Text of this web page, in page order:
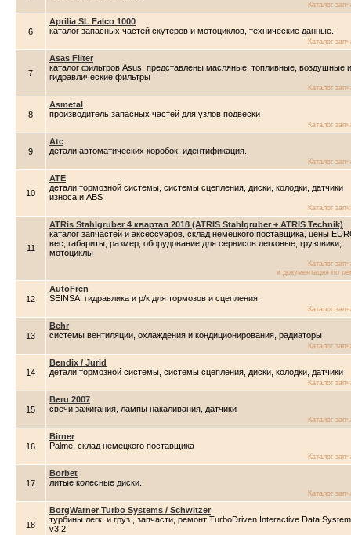
Каталог
6
Aprilia SL Falco 1000
каталог запасных частей скутеров и мотоциклов, технические данные.
Каталог
7
Asas Filter
каталог фильтров Asus, представлены масляные, топливные, воздушные и
гидравлические фильтры
Каталог
8
Asmetal
производитель запасных частей для узлов подвески
Каталог
9
Atc
детали автоматических коробок, идентификация.
Каталог
10
ATE
детали тормозной системы, системы сцепления, диски, колодки, датчики
износа и ABS
Каталог
11
ATRis Stahlgruber 4 квартал 2018 (ATRIS Stahlgruber + ATRIS Technik)
каталог запчастей и аксессуаров, склад немецкого поставщика, цены
вес, габариты, размер, оборудование для сервисов легковые, грузовики,
мотоциклы
Каталог
и документация по
12
AutoFren
SEINSA, гидравлика и р/к для тормозов и сцепления.
Каталог
13
Behr
системы вентиляции, охлаждения и кондиционирования, радиаторы
Каталог
14
Bendix / Jurid
детали тормозной системы, системы сцепления, диски, колодки, датчики
Каталог
15
Beru 2007
свечи зажигания, лампы накаливания, датчики
Каталог
16
Birner
Palme, склад немецкого поставщика
Каталог
17
Borbet
литые колесные диски.
Каталог
18
BorgWarner Turbo Systems / Schwitzer
турбины легк. и груз., запчасти, ремонт TurboDriven Interactive Data System
v3.2